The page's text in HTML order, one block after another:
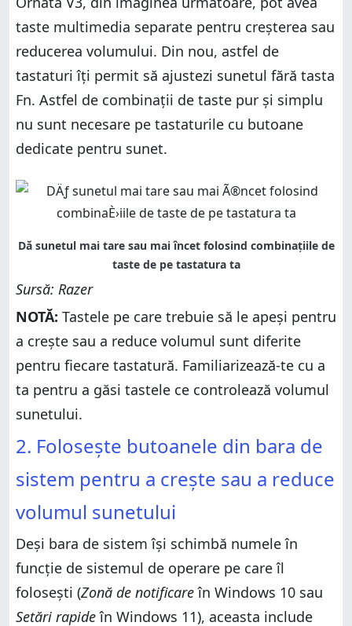
taste multimedia separate pentru creșterea sau
reducerea volumului. Din nou, astfel de
tastaturi îți permit să ajustezi sunetul fără tasta
Fn. Astfel de combinații de taste pur și simplu
nu sunt necesare pe tastaturile cu butoane
dedicate pentru sunet.
Sursă: Razer
NOTĂ: Tastele pe care trebuie să le apeși pentru
a crește sau a reduce volumul sunt diferite
pentru fiecare tastatură. Familiarizează-te cu a
ta pentru a găsi tastele ce controlează volumul
sunetului.
2. Folosește butoanele din bara de
sistem pentru a crește sau a reduce
volumul sunetului
Deși bara de sistem își schimbă numele în
funcție de sistemul de operare pe care îl
folosești (Zonă de notificareîn Windows 10 sau
Setări rapideîn Windows 11), aceasta include